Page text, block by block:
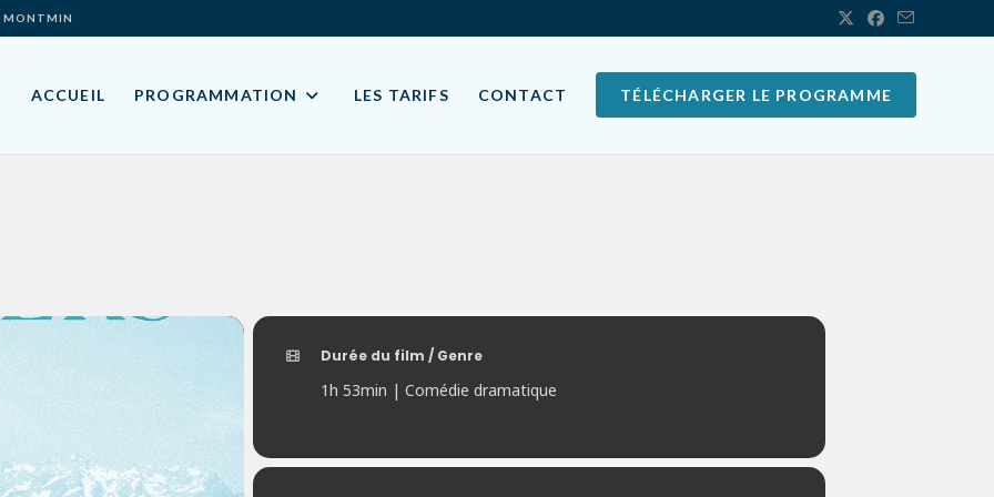
MONTMIN
ACCUEIL PROGRAMMATION LES TARIFS CONTACT TÉLÉCHARGER LE PROGRAMME
Durée du film / Genre
1h 53min | Comédie dramatique